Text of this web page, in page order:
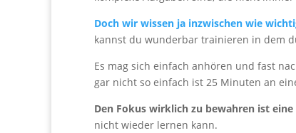
Doch wir wissen ja inzwischen wie
kannst du wunderbar trainieren in dem
Es mag sich einfach anhören und fast
gar nicht so einfach ist 25 Minuten an
Den Fokus wirklich zu bewahren ist eine
nicht wieder lernen kann.